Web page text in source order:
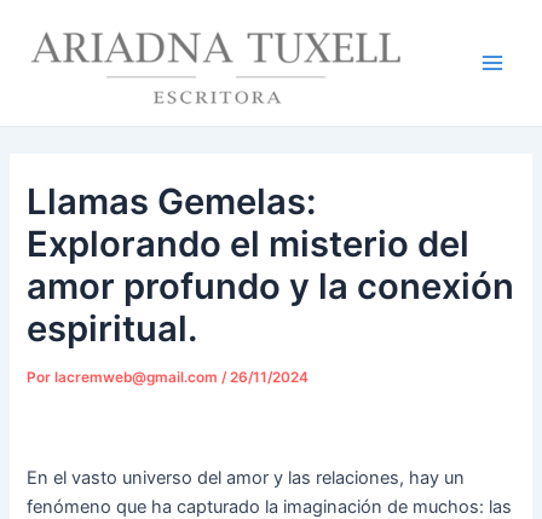
Llamas Gemelas:
Explorando el misterio del
amor profundo y la conexión
espiritual.
Por lacremweb@gmail.com/26/11/2024
En el vasto universo del amor y las relaciones, hay un
fenómeno que ha capturado la imaginación de muchos: las